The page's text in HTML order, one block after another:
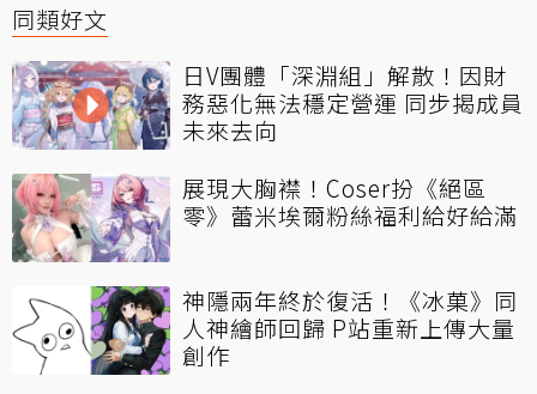
同類好文
日V團體「深淵組」解散！因財
務惡化無法穩定營運 同步揭成員
未來去向
展現大胸襟！Coser扮《絕區
零》蕾米埃爾粉絲福利給好給滿
神隱兩年終於復活！《冰菓》同
人神繪師回歸 P站重新上傳大量
創作